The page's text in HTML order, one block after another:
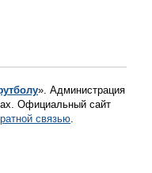
». Администрация
Официальный сайт
связью.